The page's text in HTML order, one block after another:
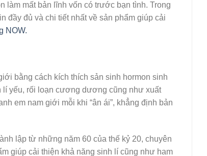
làm mất bản lĩnh vốn có trước bạn tình. Trong
đầy đủ và chi tiết nhất về sản phẩm giúp cải
NOW.
bằng cách kích thích sản sinh hormon sinh
lí yếu, rối loạn cương dương cũng như xuất
em nam giới mỗi khi “ân ái”, khẳng định bản
lập từ những năm 60 của thế kỷ 20, chuyên
giúp cải thiện khả năng sinh lí cũng như ham